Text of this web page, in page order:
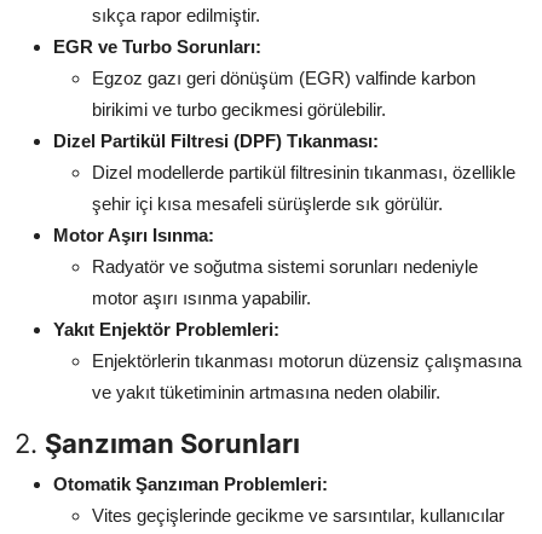
sıkça rapor edilmiştir.
EGR ve Turbo Sorunları:
Egzoz gazı geri dönüşüm (EGR) valfinde karbon
birikimi ve turbo gecikmesi görülebilir.
Dizel Partikül Filtresi (DPF) Tıkanması:
Dizel modellerde partikül filtresinin tıkanması, özellikle
şehir içi kısa mesafeli sürüşlerde sık görülür.
Motor Aşırı Isınma:
Radyatör ve soğutma sistemi sorunları nedeniyle
motor aşırı ısınma yapabilir.
Yakıt Enjektör Problemleri:
Enjektörlerin tıkanması motorun düzensiz çalışmasına
ve yakıt tüketiminin artmasına neden olabilir.
2. Şanzıman Sorunları
Otomatik Şanzıman Problemleri:
Vites geçişlerinde gecikme ve sarsıntılar, kullanıcılar